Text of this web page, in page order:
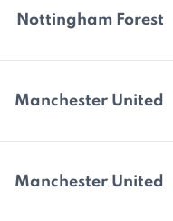
Nottingham Forest
Manchester United
Manchester United